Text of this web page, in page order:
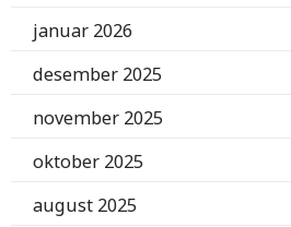
januar 2026
desember 2025
november 2025
oktober 2025
august 2025